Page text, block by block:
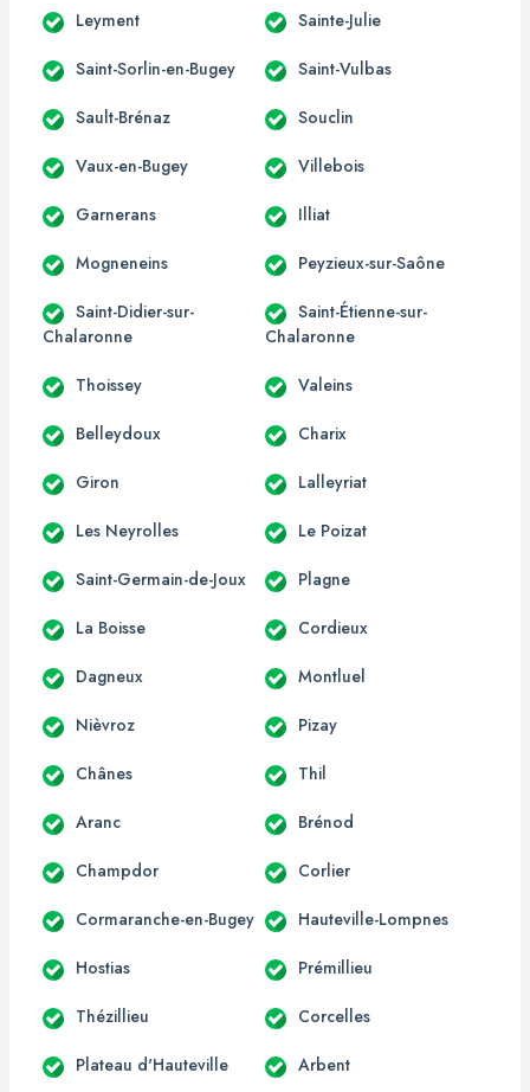
Leyment Sainte-Julie
Saint-Sorlin-en-Bugey Saint-Vulbas
Sault-Brénaz Souclin
Vaux-en-Bugey Villebois
Garnerans Illiat
Mogneneins Peyzieux-sur-Saône
Saint-Didier-sur-
Chalaronne
Saint-Étienne-sur-
Chalaronne
Thoissey Valeins
Belleydoux Charix
Giron Lalleyriat
Les Neyrolles Le Poizat
Saint-Germain-de-Joux Plagne
La Boisse Cordieux
Dagneux Montluel
Nièvroz Pizay
Chânes Thil
Aranc Brénod
Champdor Corlier
Cormaranche-en-Bugey Hauteville-Lompnes
Hostias Prémillieu
Thézillieu Corcelles
Plateau d'Hauteville Arbent